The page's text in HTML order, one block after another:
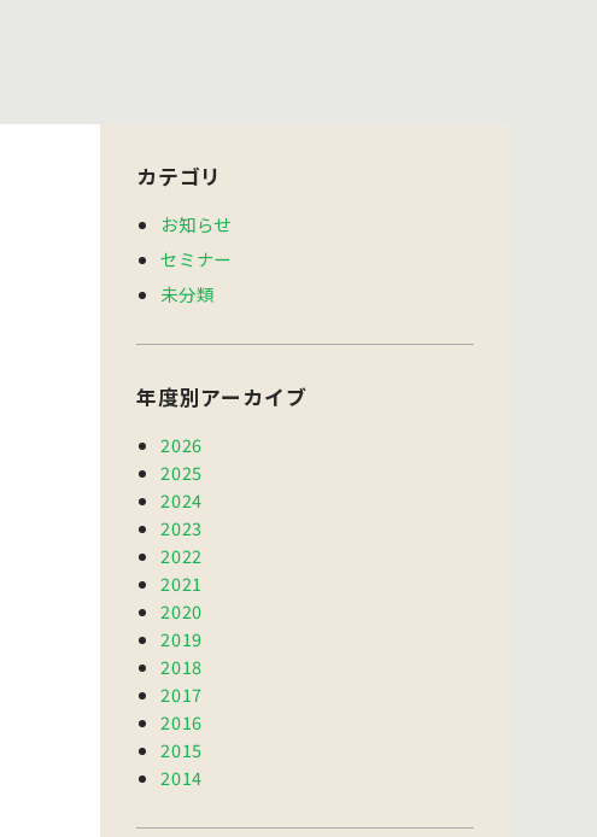
カテゴリ
お知らせ
セミナー
未分類
年度別アーカイブ
2026
2025
2024
2023
2022
2021
2020
2019
2018
2017
2016
2015
2014